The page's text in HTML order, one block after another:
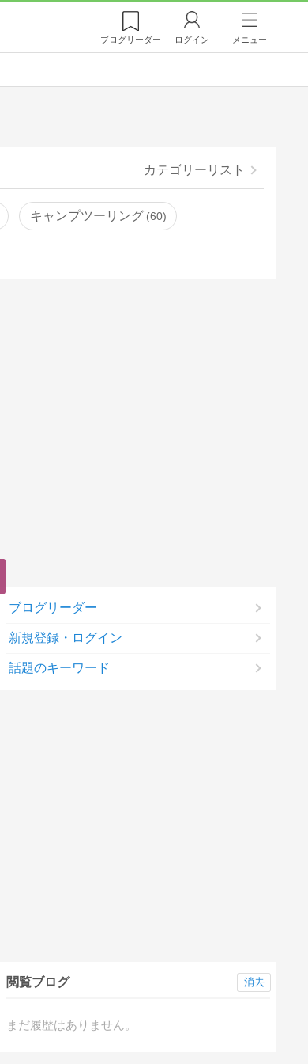
ブログリーダー ログイン メニュー
カテゴリーリスト
キャンプツーリング 60
ブログリーダー
新規登録・ログイン
話題のキーワード
閲覧ブログ
まだ履歴はありません。
消去